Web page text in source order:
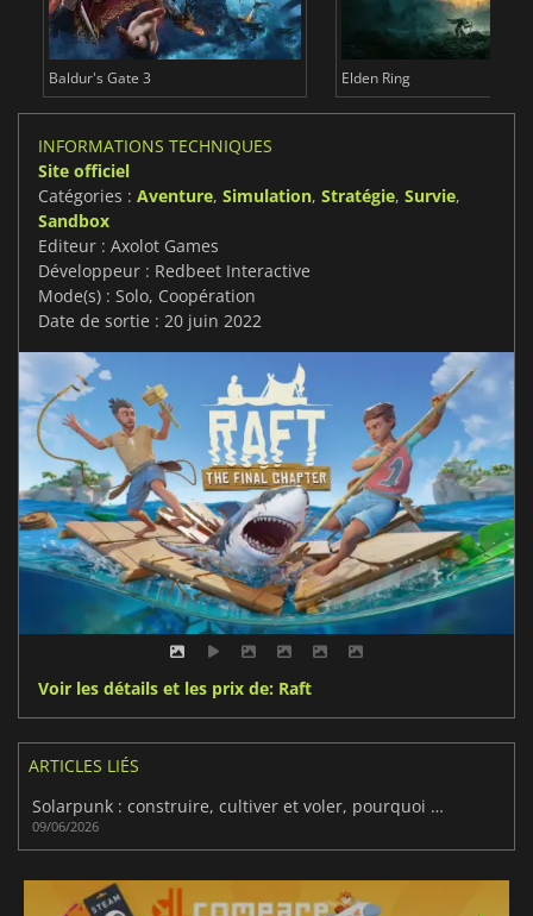
Baldur's Gate 3 Elden Ring
INFORMATIONS TECHNIQUES
Site officiel
Catégories : Aventure, Simulation, Stratégie, Survie,
Sandbox
Editeur : Axolot Games
Développeur : Redbeet Interactive
Mode(s) : Solo, Coopération
Date de sortie : 20 juin 2022
Voir les détails et les prix de: Raft
ARTICLES LIÉS
Solarpunk : construire, cultiver et voler, pourquoi on adore
09/06/2026